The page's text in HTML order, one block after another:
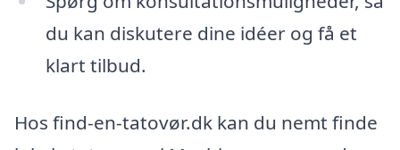
du kan diskutere dine idéer og få et
klart tilbud.
Hos find-en-tatovør.dk kan du nemt finde